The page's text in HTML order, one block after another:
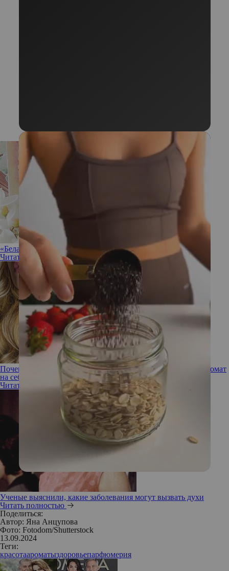
«Белая акация» – душистое счастье в парфюмерии
Читать полностью
Почему духи плохо держатся и вы не слышите любимый аромат
на себе
Читать полностью
Ученые выяснили, какие заболевания могут вызвать духи
Читать полностью
Поделиться:
Автор: Яна Анцупова
Фото: Fotodom/Shutterstock
13.09.2024
Теги:
красотаароматыздоровьепарфюмерия